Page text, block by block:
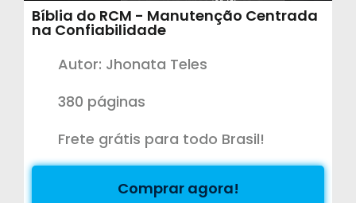
Bíblia do RCM - Manutenção Centrada
na Confiabilidade
Autor: Jhonata Teles
380 páginas
Frete grátis para todo Brasil!
Comprar agora!